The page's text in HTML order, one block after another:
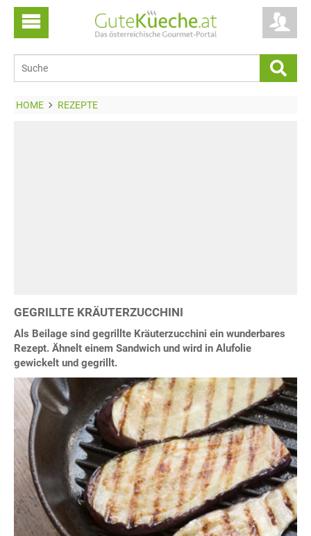
HOME REZEPTE
GEGRILLTE KRÄUTERZUCCHINI
Als Beilage sind gegrillte Kräuterzucchini ein wunderbares
Rezept. Ähnelt einem Sandwich und wird in Alufolie
gewickelt und gegrillt.